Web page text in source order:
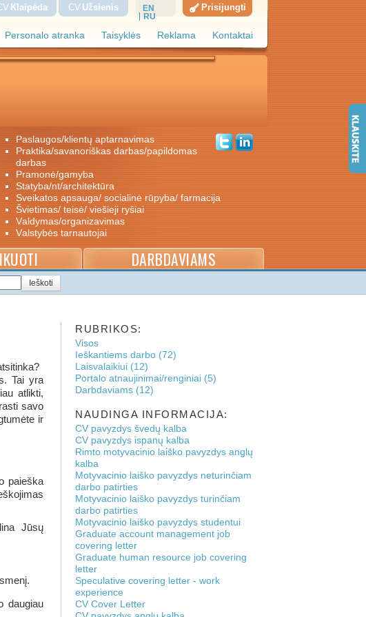
Personalo atranka Taisyklės Reklama Kontaktai
Klaipėda CV Užsienis
EN
RU
Prisijungti
paslaugos/klientų aptarnavimas
praktika/savanoriškas darbas/papildomas
darbas
pramonė/gamyba
statyba/nt/architektūra
sveikatos apsauga/ socialinė rūpyba/ farmacija
švietimas/ teisė/ viešieji ryšiai
valdymas/organizavimas
valstybės tarnautojai
DARBDAVIAMS
Tai yra
atlikti,
savo
ir
paieška
Jūsų
daugiau
RUBRIKOS:
Visos
Ieškantiems darbo (72)
Laisvalaikiui (12)
Portalo atnaujinimai/renginiai (5)
Darbdaviams (12)
NAUDINGA INFORMACIJA:
CV pavyzdys švedų kalba
CV pavyzdys ispanų kalba
Rimto motyvacinio laiško pavyzdys anglų
kalba
Motyvacinio laiško pavyzdys neturinčiam
darbo patirties
Motyvacinio laiško pavyzdys turinčiam
darbo patirties
Motyvacinio laiško pavyzdys studentui
Graduate account management job
covering letter
Graduate human resource job covering
letter
Speculative covering letter - work
experience
CV Cover Letter